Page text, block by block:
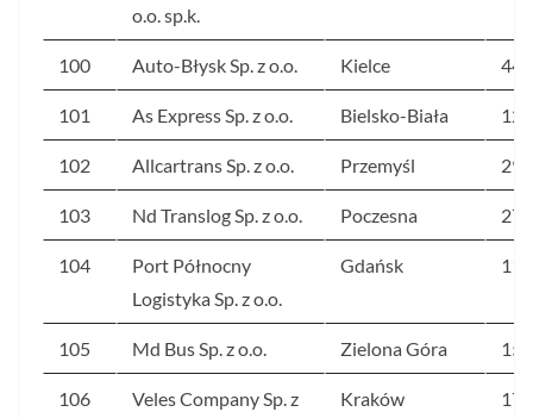
o.o. sp.k.
100 Auto-Błysk Sp. z o.o. Kielce 442
101 As Express Sp. z o.o. Bielsko-Biała 129
102 Allcartrans Sp. z o.o. Przemyśl 299
103 Nd Translog Sp. z o.o. Poczesna 270
104
Port Północny
Logistyka Sp. z o.o.
Gdańsk 115
105 Md Bus Sp. z o.o. Zielona Góra 159
106
Veles Company Sp. z
Kraków 170